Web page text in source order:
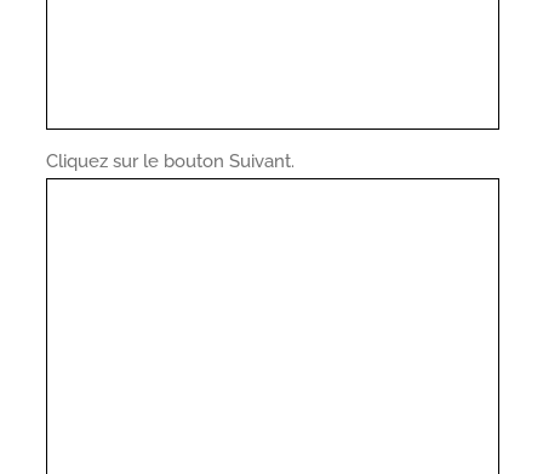
Cliquez sur le bouton Suivant.